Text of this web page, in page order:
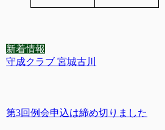
新着情報
守成クラブ 宮城古川
第3回例会申込は締め切りました